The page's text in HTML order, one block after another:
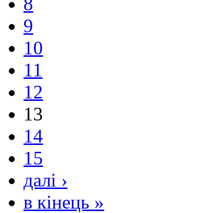
9
10
11
12
13
14
15
далі ›
в кінець »